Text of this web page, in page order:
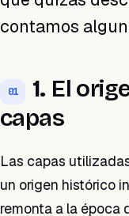
contamos
01 1. El
capas
Las capas
un origen histórico
remonta a la época